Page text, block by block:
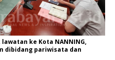
ke Kota NANNING,
dibidang pariwisata dan